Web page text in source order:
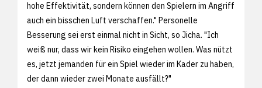
hohe Effektivität, sondern können den Spielern im Angriff
auch ein bisschen Luft verschaffen." Personelle
Besserung sei erst einmal nicht in Sicht, so Jicha. "Ich
weiß nur, dass wir kein Risiko eingehen wollen. Was nützt
es, jetzt jemanden für ein Spiel wieder im Kader zu haben,
der dann wieder zwei Monate ausfällt?"